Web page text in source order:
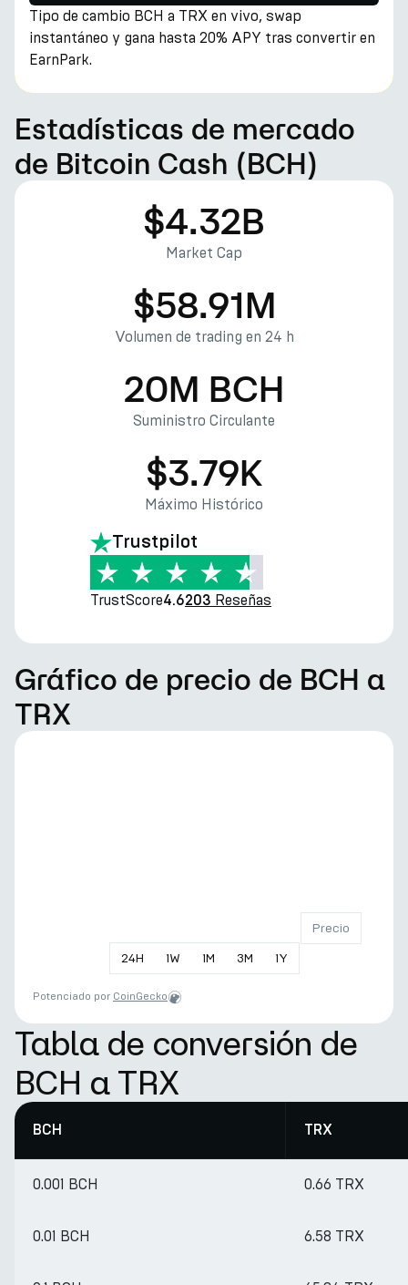
Tipo de cambio BCH a TRX en vivo, swap
instantáneo y gana hasta 20% APY tras convertir en
EarnPark.
Estadísticas de mercado
de Bitcoin Cash (BCH)
$4.32B
Market Cap
$58.91M
Volumen de trading en 24 h
20M BCH
Suministro Circulante
$3.79K
Máximo Histórico
Trustpilot
TrustScore4.6203 Reseñas
Gráfico de precio de BCH a
TRX
24H 1W 1M 3M 1Y
Precio
Potenciado por CoinGecko
Tabla de conversión de
BCH a TRX
BCH TRX
0.001 BCH 0.66 TRX
0.01 BCH 6.58 TRX